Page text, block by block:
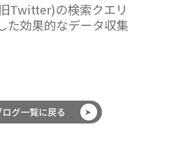
Twitter)の検索クエリ
た効果的なデータ収集
ログ一覧に戻る